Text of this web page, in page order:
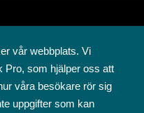
vår webbplats. Vi
Pro, som hjälper oss att
våra besökare rör sig
uppgifter som kan